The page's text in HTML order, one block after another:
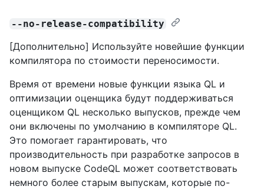
--no-release-compatibility
[Дополнительно] Используйте новейшие функции
компилятора по стоимости переносимости.
Время от времени новые функции языка QL и
оптимизации оценщика будут поддерживаться
оценщиком QL несколько выпусков, прежде чем
они включены по умолчанию в компиляторе QL.
Это помогает гарантировать, что
производительность при разработке запросов в
новом выпуске CodeQL может соответствовать
немного более старым выпускам, которые по-